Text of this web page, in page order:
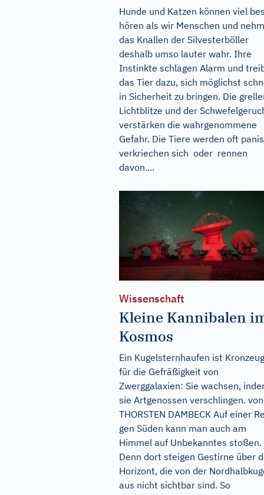
Hunde und Katzen können viel
hören als wir Menschen und
das Knallen der Silvesterböller
deshalb umso lauter wahr. Ihre
Instinkte schlagen Alarm und
das Tier dazu, sich möglichst
in Sicherheit zu bringen. Die
Lichtblitze und der
verstärken die wahrgenommene
Gefahr. Die Tiere werden oft
verkriechen sich oder rennen
davon....
Wissenschaft
Kleine Kannibalen
Kosmos
Ein Kugelsternhaufen ist
für die Gefräßigkeit von
Zwerggalaxien: Sie wachsen,
sie Artgenossen verschlingen. von
THORSTEN DAMBECK Auf einer
gen Süden kann man auch am
Himmel auf Unbekanntes stoßen.
Denn dort steigen Gestirne über
Horizont, die von der
aus nicht sichtbar sind. So